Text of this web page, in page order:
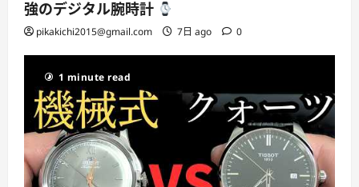
強のデジタル腕時計
pikakichi2015@gmail.com 7日 ago 0
1 minute read